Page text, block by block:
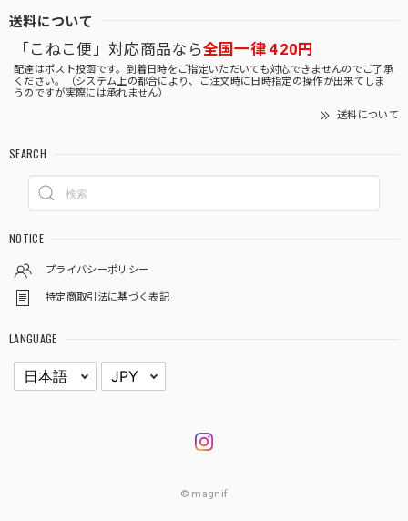
送料について
「こねこ便」対応商品なら全国一律 420円
配達はポスト投函です。到着日時をご指定いただいても対応できませんのでご了承
ください。（システム上の都合により、ご注文時に日時指定の操作が出来てしま
うのですが実際には承れません）
送料について
SEARCH
NOTICE
プライバシーポリシー
特定商取引法に基づく表記
LANGUAGE
© magnif